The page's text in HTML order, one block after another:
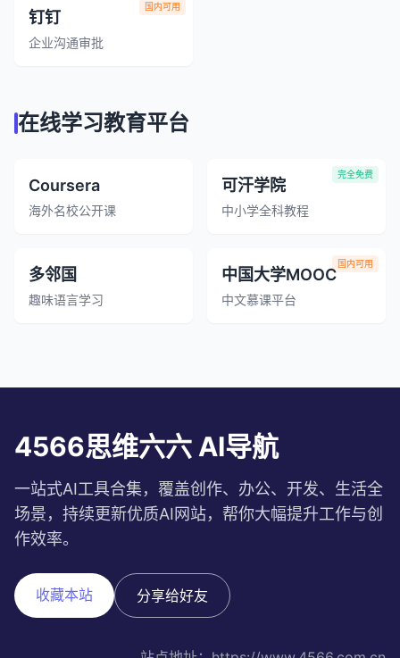
国内可用
钉钉
企业沟通审批
在线学习教育平台
Coursera
海外名校公开课
完全免费
可汗学院
中小学全科教程
多邻国
趣味语言学习
国内可用
中国大学MOOC
中文慕课平台
4566思维六六 AI导航
一站式AI工具合集，覆盖创作、办公、开发、生活全
场景，持续更新优质AI网站，帮你大幅提升工作与创
作效率。
收藏本站 分享给好友